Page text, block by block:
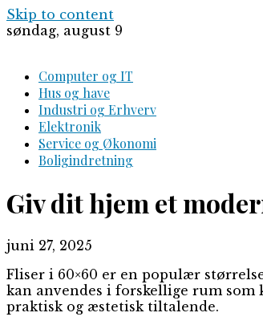
Skip to content
søndag, august 9
Computer og IT
Hus og have
Industri og Erhverv
Elektronik
Service og Økonomi
Boligindretning
Giv dit hjem et
juni 27, 2025
Fliser i 60×60 er en populær
kan anvendes i forskellige rum som
praktisk og æstetisk tiltalende.